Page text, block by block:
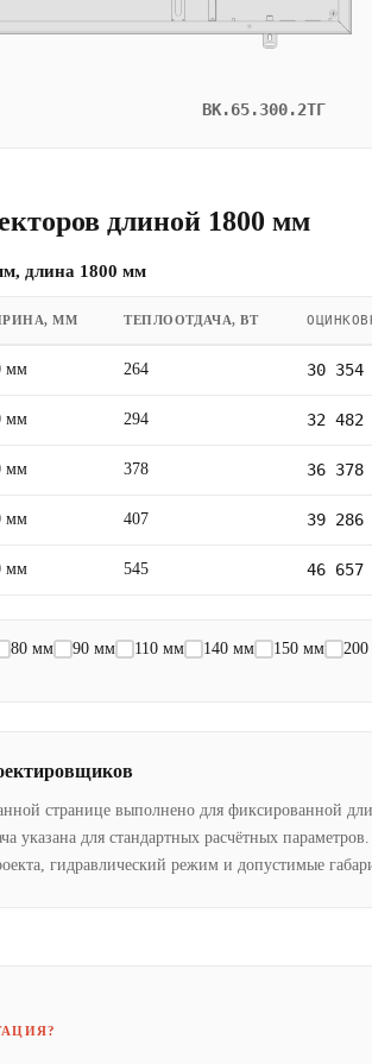
ВК.65.300.2ТГ
длиной 1800 мм
длина 1800 мм
ММ ТЕПЛООТДАЧА, ВТ
мм 264 30 354
мм 294 32 482
мм 378 36 378
мм 407 39 286
мм 545 46 657
80 мм 90 мм 110 мм 140 мм 150 мм
странице выполнено для фиксированной
указана для стандартных расчётных
гидравлический режим и допустимые